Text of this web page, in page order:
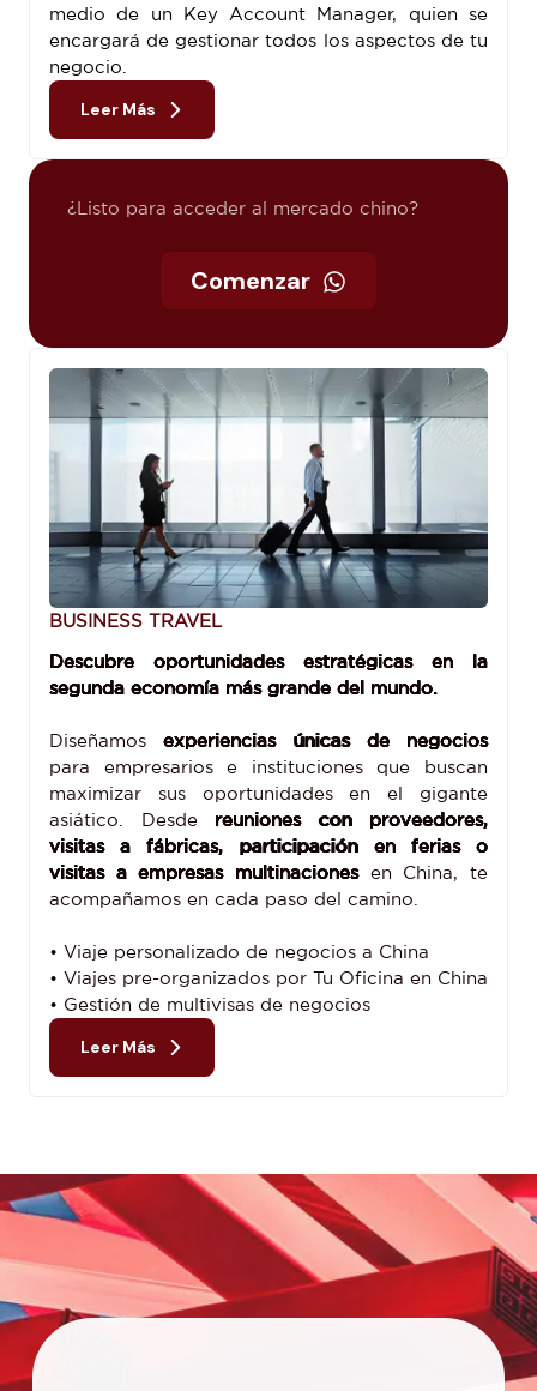
medio de un Key Account Manager, quien se
encargará de gestionar todos los aspectos de tu
negocio.
Leer Más
¿Listo para acceder al mercado chino?
Comenzar
BUSINESS TRAVEL
Descubre oportunidades estratégicas en la
segunda economía más grande del mundo.
Diseñamosexperiencias únicas de negocios
para empresarios e instituciones que buscan
maximizar sus oportunidades en el gigante
asiático. Desde reuniones con proveedores,
visitas a fábricas, participación en ferias o
visitas a empresas multinacionesen China, te
acompañamos en cada paso del camino.
• Viaje personalizado de negocios a China
• Viajes pre-organizados por Tu Oficina en China
• Gestión de multivisas de negocios
Leer Más